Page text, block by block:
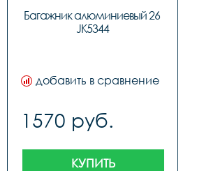
Багажник алюминиевый 26
JK5344
добавить в сравнение
1570 руб.
КУПИТЬ